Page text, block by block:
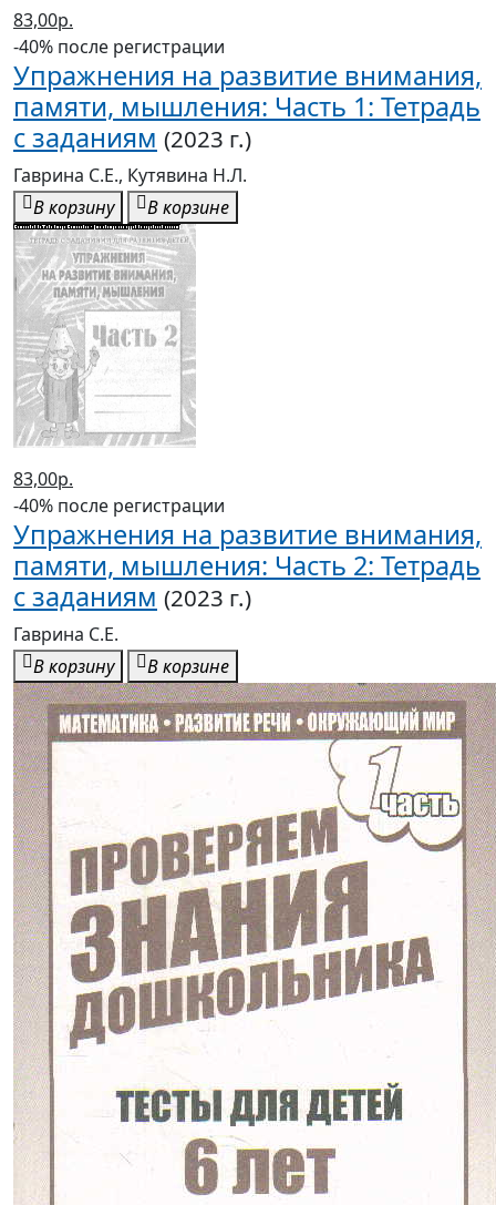
83,00р.
-40% после регистрации
Упражнения на развитие внимания,
памяти, мышления: Часть 1: Тетрадь
с заданиям (2023 г.)
Гаврина С.Е., Кутявина Н.Л.
В корзину
В корзине
83,00р.
-40% после регистрации
Упражнения на развитие внимания,
памяти, мышления: Часть 2: Тетрадь
с заданиям (2023 г.)
Гаврина С.Е.
В корзину
В корзине